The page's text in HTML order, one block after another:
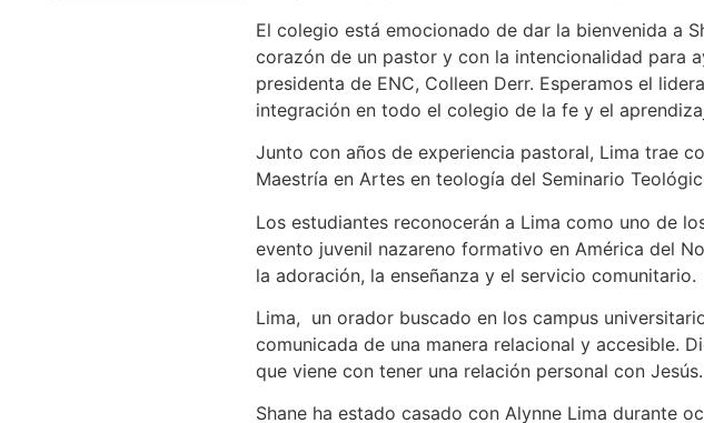
El colegio está emocionado de dar la bienvenida a
corazón de un pastor y con la intencionalidad para
presidenta de ENC, Colleen Derr. Esperamos el
integración en todo el colegio de la fe y el
Junto con años de experiencia pastoral, Lima trae
Maestría en Artes en teología del Seminario
Los estudiantes reconocerán a Lima como uno de
evento juvenil nazareno formativo en América del
la adoración, la enseñanza y el servicio comunitario.
Lima, un orador buscado en los campus
comunicada de una manera relacional y accesible.
que viene con tener una relación personal con Jesús.
Shane ha estado casado con Alynne Lima durante